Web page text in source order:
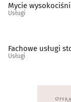
Telewizja
Mycie
Usługi
Fachowe usługi
Usługi